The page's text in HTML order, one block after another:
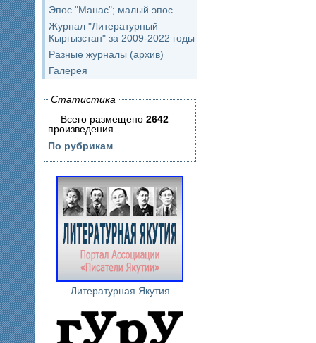
Эпос "Манас"; малый эпос
Журнал "Литературный
Кыргызстан" за 2009-2022 годы
Разные журналы (архив)
Галерея
Статистика
— Всего размещено 2642
произведения
По рубрикам
Литературная Якутия